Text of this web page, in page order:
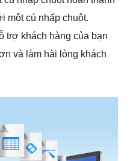
một cú nhấp chuột.
trợ khách hàng của bạn
và làm hài lòng khách